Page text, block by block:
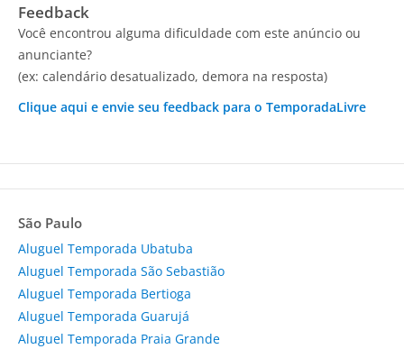
Feedback
Você encontrou alguma dificuldade com este anúncio ou
anunciante?
(ex: calendário desatualizado, demora na resposta)
Clique aqui e envie seu feedback para o TemporadaLivre
São Paulo
Aluguel Temporada Ubatuba
Aluguel Temporada São Sebastião
Aluguel Temporada Bertioga
Aluguel Temporada Guarujá
Aluguel Temporada Praia Grande